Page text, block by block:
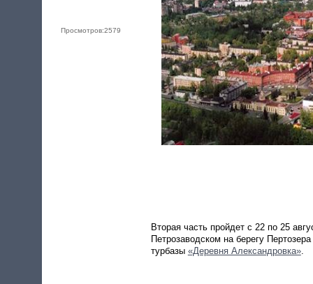
Просмотров:2579
Вторая часть пройдет с 22 по 25
Петрозаводском на берегу
турбазы «Деревня Александровка».